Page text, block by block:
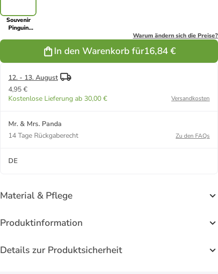
Souvenir
Pinguin
Design ohne
Warum ändern sich die Preise?
In den Warenkorb für16,84 €
12. - 13. August
4,95 €
Kostenlose Lieferung ab 30,00 €
Versandkosten
Mr. & Mrs. Panda
14 Tage Rückgaberecht
Zu den FAQs
DE
Material & Pflege
Produktinformation
Details zur Produktsicherheit